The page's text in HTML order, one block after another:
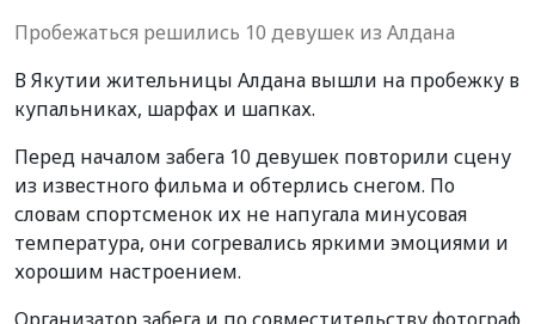
Пробежаться решились 10 девушек из Алдана
В Якутии жительницы Алдана вышли на пробежку в
купальниках, шарфах и шапках.
Перед началом забега 10 девушек повторили сцену
из известного фильма и обтерлись снегом. По
словам спортсменок их не напугала минусовая
температура, они согревались яркими эмоциями и
хорошим настроением.